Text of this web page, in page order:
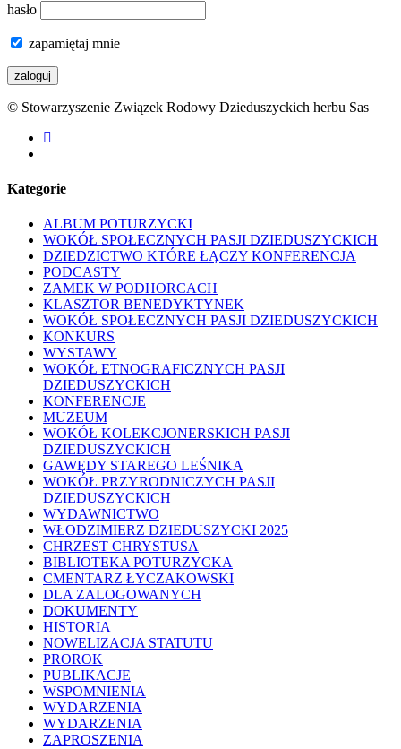
hasło
zapamiętaj mnie
© Stowarzyszenie Związek Rodowy Dzieduszyckich herbu Sas
facebook
Kategorie
ALBUM POTURZYCKI
WOKÓŁ SPOŁECZNYCH PASJI DZIEDUSZYCKICH
DZIEDZICTWO KTÓRE ŁĄCZY KONFERENCJA
PODCASTY
ZAMEK W PODHORCACH
KLASZTOR BENEDYKTYNEK
WOKÓŁ SPOŁECZNYCH PASJI DZIEDUSZYCKICH
KONKURS
WYSTAWY
WOKÓŁ ETNOGRAFICZNYCH PASJI
DZIEDUSZYCKICH
KONFERENCJE
MUZEUM
WOKÓŁ KOLEKCJONERSKICH PASJI
DZIEDUSZYCKICH
GAWĘDY STAREGO LEŚNIKA
WOKÓŁ PRZYRODNICZYCH PASJI
DZIEDUSZYCKICH
WYDAWNICTWO
WŁODZIMIERZ DZIEDUSZYCKI 2025
CHRZEST CHRYSTUSA
BIBLIOTEKA POTURZYCKA
CMENTARZ ŁYCZAKOWSKI
DLA ZALOGOWANYCH
DOKUMENTY
HISTORIA
NOWELIZACJA STATUTU
PROROK
PUBLIKACJE
WSPOMNIENIA
WYDARZENIA
WYDARZENIA
ZAPROSZENIA